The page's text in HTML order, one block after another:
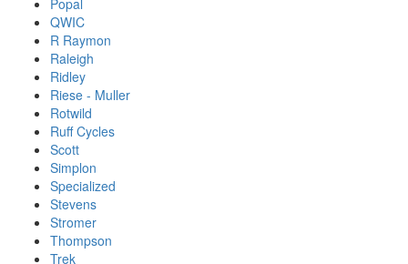
Popal
QWIC
R Raymon
Raleigh
Ridley
Riese - Muller
Rotwild
Ruff Cycles
Scott
Simplon
Specialized
Stevens
Stromer
Thompson
Trek